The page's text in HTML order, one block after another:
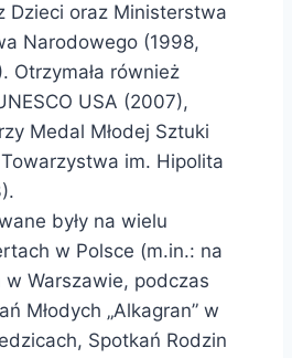
Dzieci oraz Ministerstwa
Narodowego (1998,
Otrzymała również
USA (2007),
Medal Młodej Sztuki
im. Hipolita
były na wielu
w Polsce (m.in.: na
Warszawie, podczas
Młodych „Alkagran” w
Spotkań Rodzin